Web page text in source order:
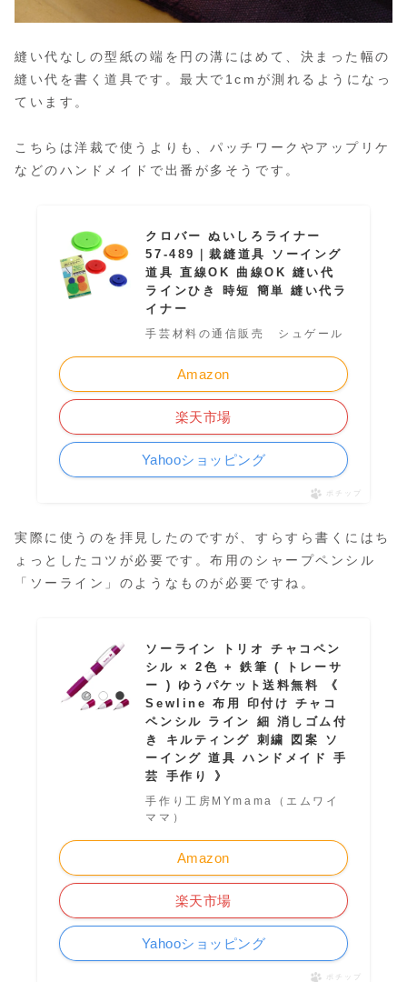
縫い代なしの型紙の端を円の溝にはめて、決まった幅の
縫い代を書く道具です。最大で1cmが測れるようになっ
ています。
こちらは洋裁で使うよりも、パッチワークやアップリケ
などのハンドメイドで出番が多そうです。
クロバー ぬいしろライナー
57-489｜裁縫道具 ソーイング
道具 直線OK 曲線OK 縫い代
ラインひき 時短 簡単 縫い代ラ
イナー
手芸材料の通信販売 シュゲール
Amazon
楽天市場
Yahooショッピング
ポチップ
実際に使うのを拝見したのですが、すらすら書くにはち
ょっとしたコツが必要です。布用のシャープペンシル
「ソーライン」のようなものが必要ですね。
ソーライン トリオ チャコペン
シル × 2色 + 鉄筆 ( トレーサ
ー ) ゆうパケット送料無料 《
Sewline 布用 印付け チャコ
ペンシル ライン 細 消しゴム付
き キルティング 刺繍 図案 ソ
ーイング 道具 ハンドメイド 手
芸 手作り 》
手作り工房MYmama（エムワイ
ママ）
Amazon
楽天市場
Yahooショッピング
ポチップ